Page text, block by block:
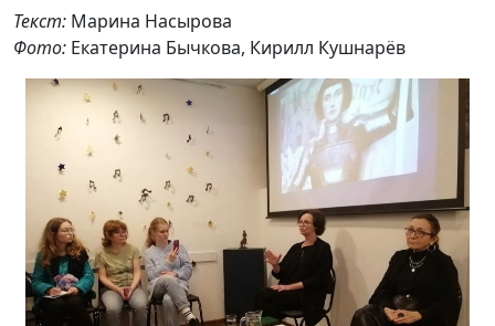
Текст: Марина Насырова
Фото: Екатерина Бычкова, Кирилл Кушнарёв